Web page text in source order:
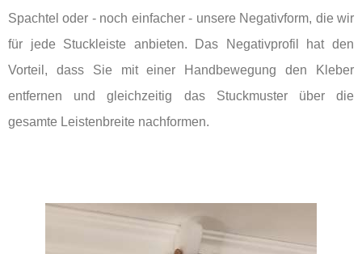
Spachtel oder - noch einfacher - unsere Negativform, die wir
für jede Stuckleiste anbieten. Das Negativprofil hat den
Vorteil, dass Sie mit einer Handbewegung den Kleber
entfernen und gleichzeitig das Stuckmuster über die
gesamte Leistenbreite nachformen.